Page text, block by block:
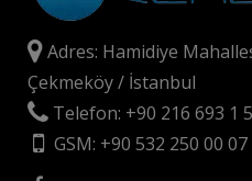
Adres: Hamidiye
Çekmeköy / İstanbul
Telefon: +90 216 693 1
GSM: +90 532 250 00 07